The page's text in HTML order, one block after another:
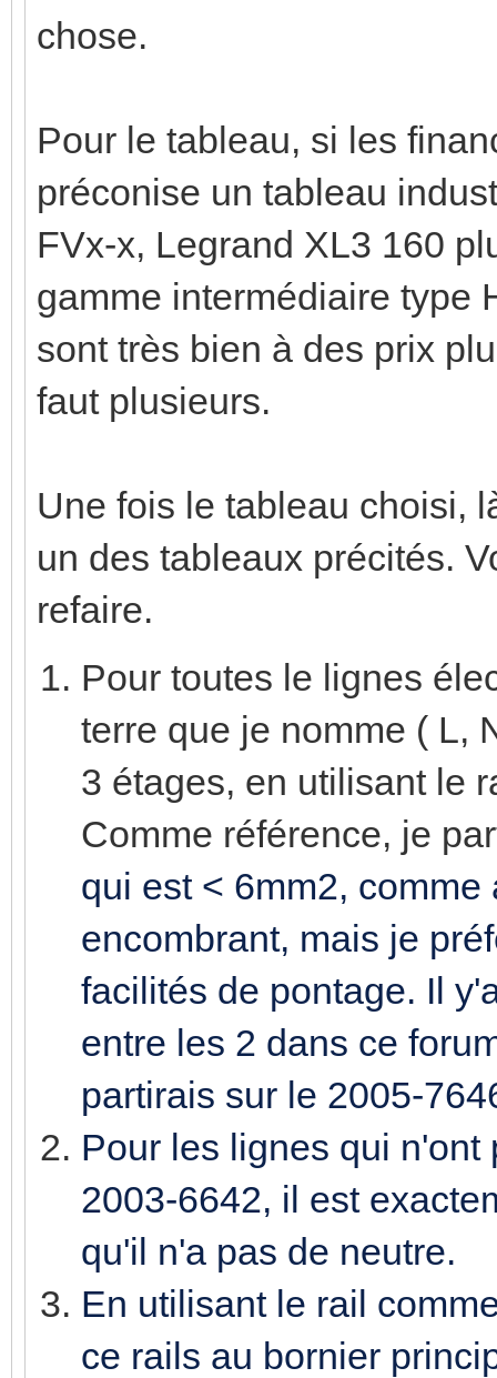
chose.
Pour le tableau, si les
préconise un tableau
FVx-x, Legrand XL3 160
gamme intermédiaire type
sont très bien à des prix
faut plusieurs.
Une fois le tableau choisi,
un des tableaux précités.
refaire.
Pour toutes le lignes
terre que je nomme ( L,
3 étages, en utilisant le
Comme référence, je
qui est < 6mm2,
encombrant, mais je
facilités de pontage. Il
entre les 2 dans ce
partirais sur le 2005-
Pour les lignes qui
2003-6642, il est
qu'il n'a pas de neutre.
En utilisant le rail
ce rails au bornier